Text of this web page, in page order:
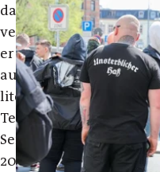
daneben
veröffentlichte
er
auch
literarische
Texte.
Seit
2009